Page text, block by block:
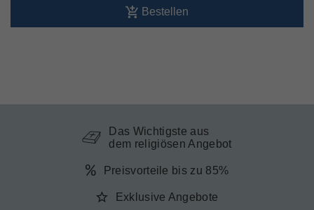
Bestellen
Das Wichtigste aus
dem religiösen Angebot
Preisvorteile bis zu 85%
Exklusive Angebote